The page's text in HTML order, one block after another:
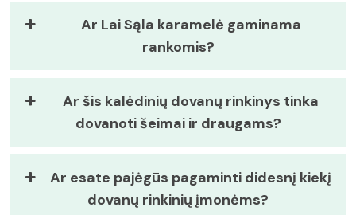
Ar Lai Sąla karamelė gaminama
rankomis?
Ar šis kalėdinių dovanų rinkinys tinka
dovanoti šeimai ir draugams?
Ar esate pajėgūs pagaminti didesnį kiekį
dovanų rinkinių įmonėms?